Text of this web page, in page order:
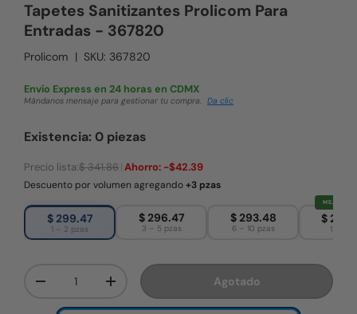
Tapetes Sanitizantes Prolicom Para
Entradas - 367820
Prolicom | SKU: 367820
Envío Express en 24 horas en CDMX
Mándanos mensaje para gestionar tu compra. Da clic
Existencia: 0 piezas
Precio lista:$ 341.86 Ahorro: -$42.39
Descuento por volumen agregando+3 pzas
$ 299.47
1 – 2 pzas
$ 296.47
3 – 5 pzas
$ 293.48
6 – 10 pzas
MEJOR
$
11+
Disminuir cantidadAumentar la cantidadAgotado